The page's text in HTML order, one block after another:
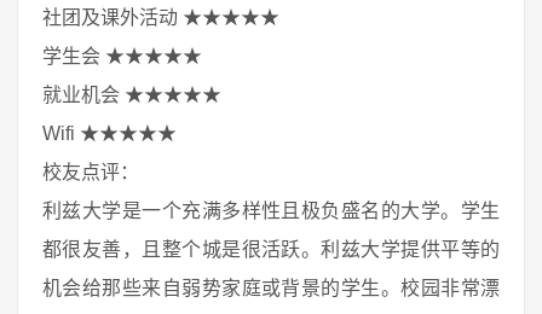
社团及课外活动 ★★★★★
学生会 ★★★★★
就业机会 ★★★★★
Wifi ★★★★★
校友点评：
利兹大学是一个充满多样性且极负盛名的大学。学生
都很友善，且整个城是很活跃。利兹大学提供平等的
机会给那些来自弱势家庭或背景的学生。校园非常漂